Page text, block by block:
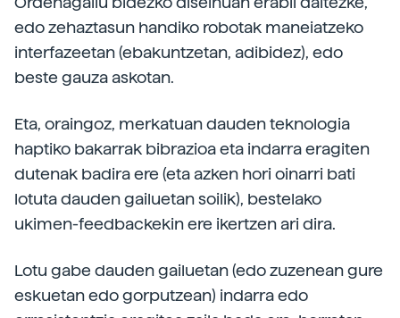
edo zehaztasun handiko robotak maneiatzeko
interfazeetan (ebakuntzetan, adibidez), edo
beste gauza askotan.
Eta, oraingoz, merkatuan dauden teknologia
haptiko bakarrak bibrazioa eta indarra eragiten
dutenak badira ere (eta azken hori oinarri bati
lotuta dauden gailuetan soilik), bestelako
ukimen-feedbackekin ere ikertzen ari dira.
Lotu gabe dauden gailuetan (edo zuzenean gure
eskuetan edo gorputzean) indarra edo